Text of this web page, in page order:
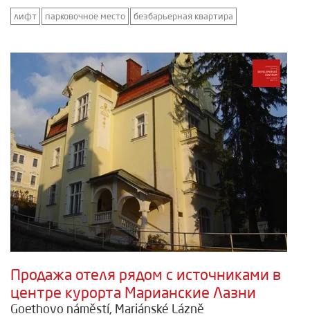
лифт парковочное место безбарьерная квартира
Продажа отеля рядом с источниками в
центре курорта Марианские Лазни
Goethovo náměstí, Mariánské Lázně